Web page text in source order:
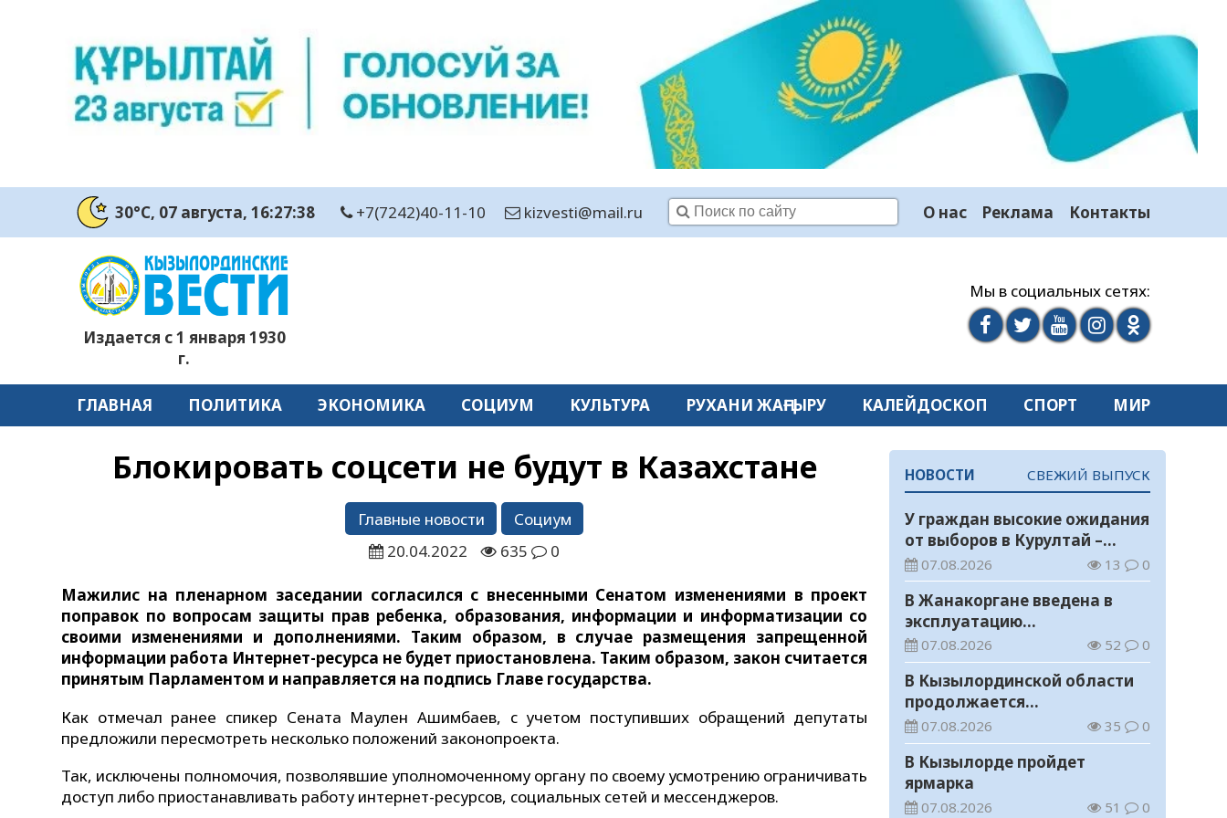
30°C, 07 августа, 16:27:39 +7(7242)40-11-10 kizvesti@mail.ru О нас Реклама Контакты
Издается с 1 января 1930
г.
Мы в социальных сетях:
ГЛАВНАЯ ПОЛИТИКА ЭКОНОМИКА СОЦИУМ КУЛЬТУРА РУХАНИ ЖАҢҒЫРУ КАЛЕЙДОСКОП СПОРТ МИР
Блокировать соцсети не будут в Казахстане
Главные новости
Социум
20.04.2022
635 0
Мажилис на пленарном заседании согласился с внесенными Сенатом изменениями в проект
поправок по вопросам защиты прав ребенка, образования, информации и информатизации со
своими изменениями и дополнениями. Таким образом, в случае размещения запрещенной
информации работа Интернет-ресурса не будет приостановлена. Таким образом, закон считается
принятым Парламентом и направляется на подпись Главе государства.
Как отмечал ранее спикер Сената Маулен Ашимбаев, с учетом поступивших обращений депутаты
предложили пересмотреть несколько положений законопроекта.
Так, исключены полномочия, позволявшие уполномоченному органу по своему усмотрению ограничивать
доступ либо приостанавливать работу интернет-ресурсов, социальных сетей и мессенджеров.
НОВОСТИ СВЕЖИЙ ВЫПУСК
У граждан высокие ожидания
от выборов в Курултай –
опрос общественного мнения
07.08.2026 13 0
В Жанакоргане введена в
эксплуатацию
водораспределительная
станция
07.08.2026 52 0
В Кызылординской области
продолжается
экологическая акция «Таза
Қазақстан»
07.08.2026 35 0
В Кызылорде пройдет
ярмарка
07.08.2026 51 0